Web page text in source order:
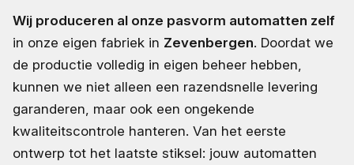
Wij produceren al onze pasvorm automatten zelf
in onze eigen fabriek in Zevenbergen. Doordat we
de productie volledig in eigen beheer hebben,
kunnen we niet alleen een razendsnelle levering
garanderen, maar ook een ongekende
kwaliteitscontrole hanteren. Van het eerste
ontwerp tot het laatste stiksel: jouw automatten